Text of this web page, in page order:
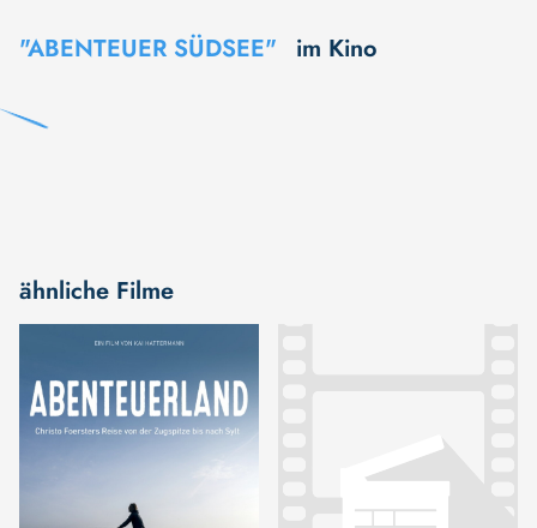
"ABENTEUER SÜDSEE" im Kino
ähnliche Filme